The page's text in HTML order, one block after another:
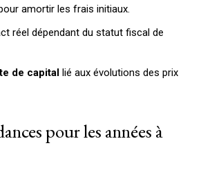
amortir les frais initiaux.
réel dépendant du statut fiscal de
de capital lié aux évolutions des prix
pour les années à